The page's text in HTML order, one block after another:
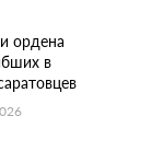
ордена
в